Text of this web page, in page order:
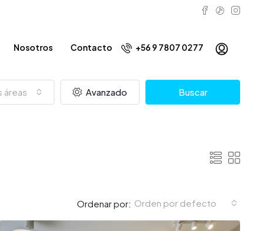
Nosotros Contacto +56 9 7807 0277
áreas Avanzado Buscar
Ordenar por: Orden por defecto